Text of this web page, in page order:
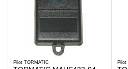
Pilot TORMATIC Pilot